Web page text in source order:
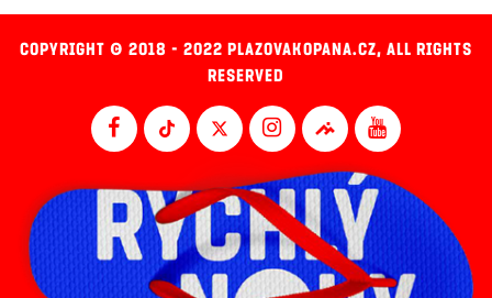
COPYRIGHT © 2018 - 2022 PLAZOVAKOPANA.CZ, ALL RIGHTS
RESERVED